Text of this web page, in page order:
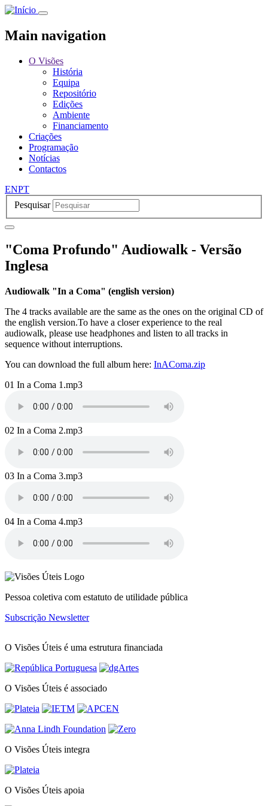
Passar
o
conteúdo
Main navigation
O Visões
História
Equipa
Repositório
Edições
Ambiente
Financiamento
Criações
Programação
Notícias
Contactos
ENPT
Pesquisar
"Coma Profundo" Audiowalk - Versão
Inglesa
Audiowalk "In a Coma" (english version)
The 4 tracks available are the same as the ones on the original CD of
the english version.To have a closer experience to the real
audiowalk, please use headphones and listen to all tracks in
sequence without interruptions.
You can download the full album here: InAComa.zip
Name
01 In a Coma 1.mp3
Name
02 In a Coma 2.mp3
Name
03 In a Coma 3.mp3
Name
04 In a Coma 4.mp3
Pessoa coletiva com estatuto de utilidade pública
Subscrição Newsletter
O Visões Úteis é uma estrutura financiada
O Visões Úteis é associado
O Visões Úteis integra
O Visões Úteis apoia